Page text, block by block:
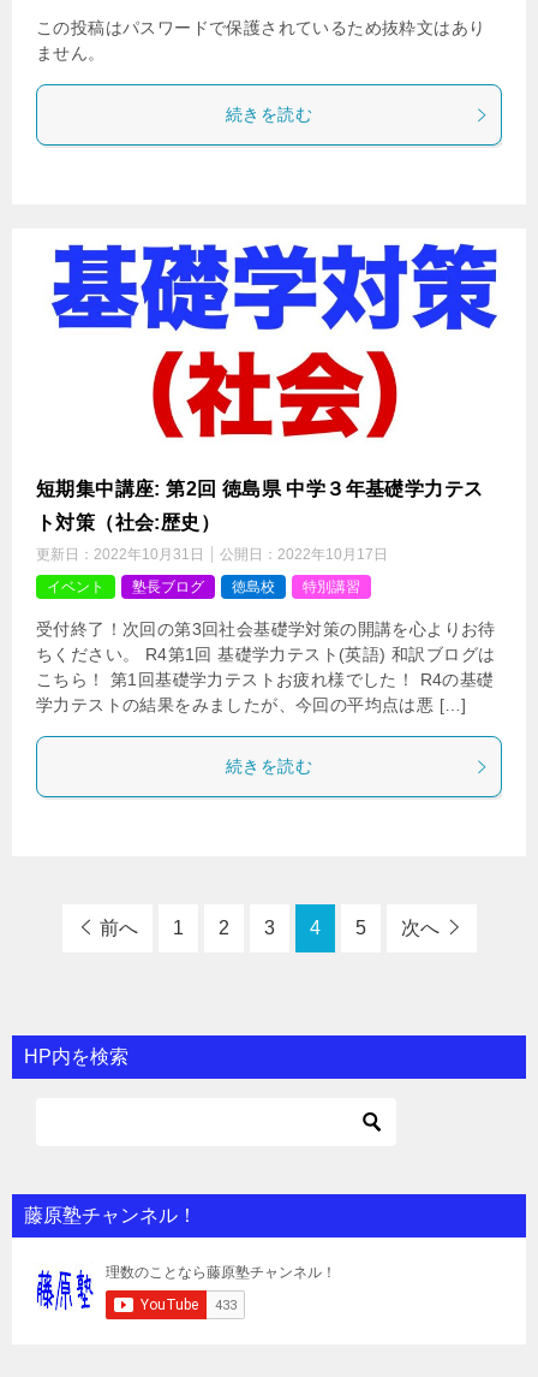
この投稿はパスワードで保護されているため抜粋文はあり
ません。
続きを読む
短期集中講座: 第2回 徳島県 中学３年基礎学力テス
ト対策（社会:歴史）
更新日： 2022年10月31日 公開日： 2022年10月17日
イベント
塾長ブログ 徳島校 特別講習
受付終了！次回の第3回社会基礎学対策の開講を心よりお待
ちください。 R4第1回 基礎学力テスト(英語) 和訳ブログは
こちら！ 第1回基礎学力テストお疲れ様でした！ R4の基礎
学力テストの結果をみましたが、今回の平均点は悪 […]
続きを読む
前へ 1 2 3 4 5 次へ
HP内を検索
藤原塾チャンネル！